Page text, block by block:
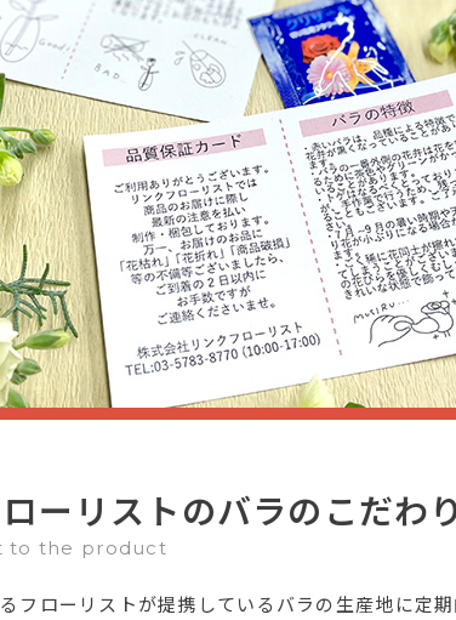
ーリストのバラのこだわり
to the product
フローリストが提携しているバラの生産地に定